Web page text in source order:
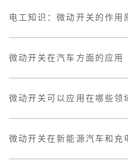
电工知识：微动开关的作用
微动开关在汽车方面的应用
微动开关可以应用在哪些领
微动开关在新能源汽车和充